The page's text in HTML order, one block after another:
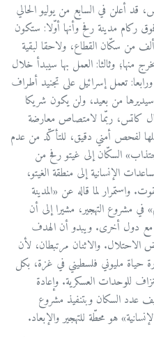
قد أعلن في السابع من يوليو الحالي
ركام مدينة رفح وأنها أوّلا: ستكون
معدّة في المرحلة الأولى لاستيعاب 600 ألف من سكّان القطاع، ولاحقا لبقية
منها؛ وثالثا: العمل بها سيبدأ خلال
ورابعا: تعمل إسرائيل على تجنيد أطراف
سيديرها من بعيد، ولن يكون شريكا
كاتس، ربّما لامتصاص معارضة
لفحص أمني دقيق، للتأكّد من عدم
السكّان إلى غيتو رفح من
الإنسانية إلى منطقة الغيتو،
واستمرار لما قاله عن «المدينة
مشروع التهجير، مشيرا إلى أن
مع دول أخرى. ويبدو أن الهدف
الاحتلال. والاثنان مرتبطان، لأن
حياة مليوني فلسطيني في غزة، بكل
للوحدات العسكرية. وإعادة
عدد السكان وبتنفيذ مشروع
هو محطّة للتهجير والإبعاد.